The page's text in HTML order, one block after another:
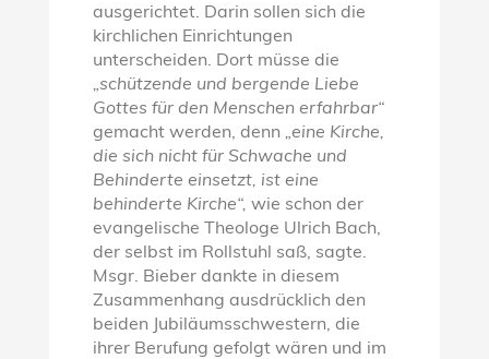
ausgerichtet. Darin sollen sich die
kirchlichen Einrichtungen
unterscheiden. Dort müsse die
„schützende und bergende Liebe
Gottes für den Menschen erfahrbar“
gemacht werden, denn „eine Kirche,
die sich nicht für Schwache und
Behinderte einsetzt, ist eine
behinderte Kirche“, wie schon der
evangelische Theologe Ulrich Bach,
der selbst im Rollstuhl saß, sagte.
Msgr. Bieber dankte in diesem
Zusammenhang ausdrücklich den
beiden Jubiläumsschwestern, die
ihrer Berufung gefolgt wären und im